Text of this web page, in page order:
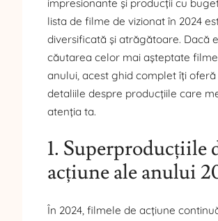
impresionante și producții cu
lista de filme de vizionat în 2024
diversificată și atrăgătoare. Dacă
căutarea celor mai așteptate
anului, acest ghid complet îți
detaliile despre producțiile care
atenția ta.
1. Superproducțiile
acțiune ale anului
În 2024, filmele de acțiune